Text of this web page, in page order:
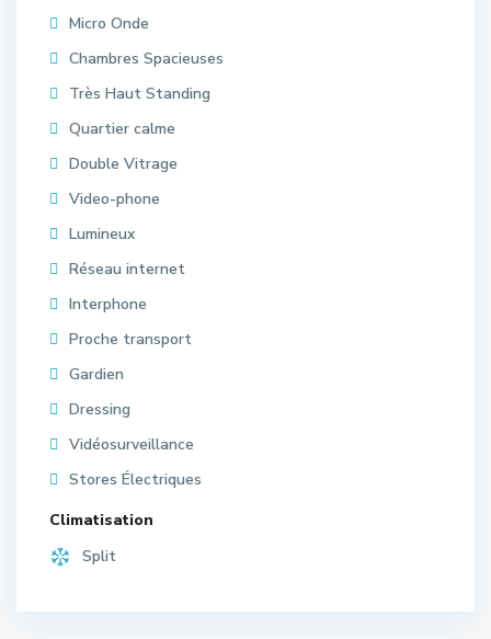
Micro Onde
Chambres Spacieuses
Très Haut Standing
Quartier calme
Double Vitrage
Video-phone
Lumineux
Réseau internet
Interphone
Proche transport
Gardien
Dressing
Vidéosurveillance
Stores Électriques
Climatisation
Split